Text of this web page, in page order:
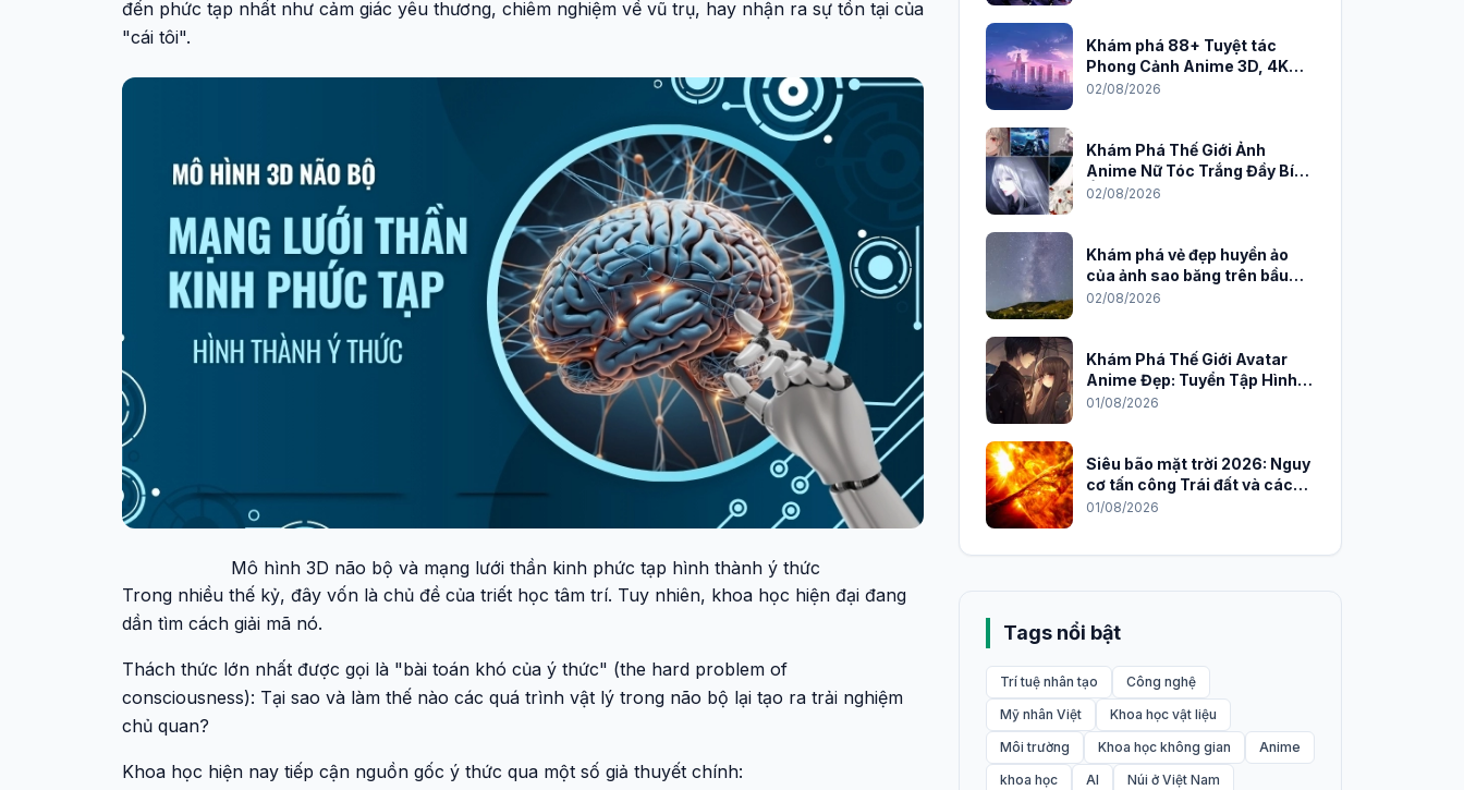
đến phức tạp nhất như cảm giác yêu thương, chiêm nghiệm về vũ trụ, hay nhận ra sự tồn tại của
"cái tôi".
Mô hình 3D não bộ và mạng lưới thần kinh phức tạp hình thành ý thức
Trong nhiều thế kỷ, đây vốn là chủ đề của triết học tâm trí. Tuy nhiên, khoa học hiện đại đang
dần tìm cách giải mã nó.
Thách thức lớn nhất được gọi là "bài toán khó của ý thức" (the hard problem of
consciousness): Tại sao và làm thế nào các quá trình vật lý trong não bộ lại tạo ra trải nghiệm
chủ quan?
Khoa học hiện nay tiếp cận nguồn gốc ý thức qua một số giả thuyết chính:
Khám phá 88+ Tuyệt tác
Phong Cảnh Anime 3D, 4K
Sắc Nét
02/08/2026
Khám Phá Thế Giới Ảnh
Anime Nữ Tóc Trắng Đầy Bí
Ẩn và Quyến Rũ
02/08/2026
Khám phá vẻ đẹp huyền ảo
của ảnh sao băng trên bầu
trời đêm
02/08/2026
Khám Phá Thế Giới Avatar
Anime Đẹp: Tuyển Tập Hình
Nền Độc Đáo Cho Năm 2026
01/08/2026
Siêu bão mặt trời 2026: Nguy
cơ tấn công Trái đất và cách
phòng chống
01/08/2026
Tags nổi bật
Trí tuệ nhân tạo
Công nghệ
Mỹ nhân Việt
Khoa học vật liệu
Môi trường
Khoa học không gian
Anime
khoa học
AI
Núi ở Việt Nam